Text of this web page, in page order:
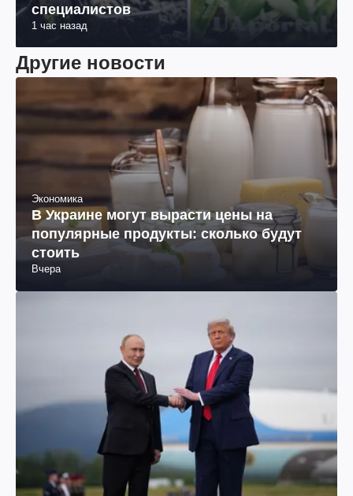
специалистов
1 час назад
Другие новости
Экономика
В Украине могут вырасти цены на
популярные продукты: сколько будут
стоить
Вчера